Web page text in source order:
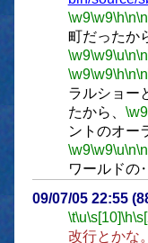
\w9\w9\h\n\n
町だったか
\w9\w9\u\n\n
\w9\w9\h\n\n
ラルショー
たから、 \w9
ントのオー
\w9\w9\u\n\n
ワールドの
09/07/05 22:55
\t\u\s[10]\h
改行とかな。